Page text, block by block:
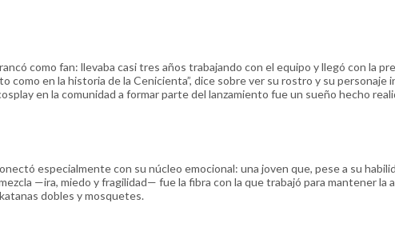
como fan: llevaba casi tres años trabajando con el equipo y llegó con la
como en la historia de la Cenicienta”, dice sobre ver su rostro y su personaje
en la comunidad a formar parte del lanzamiento fue un sueño hecho
especialmente con su núcleo emocional: una joven que, pese a su
—ira, miedo y fragilidad— fue la fibra con la que trabajó para mantener la
dobles y mosquetes.